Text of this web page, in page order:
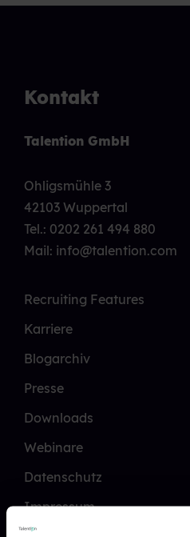
Kontakt
Talention GmbH
Ohligsmühle 3
42103 Wuppertal
Tel.: 0202 261 494 880
Mail: info@talention.com
Recruiting Features
Karriere
Blogarchiv
Presse
Downloads
Webinare
Datenschutz
Impressum